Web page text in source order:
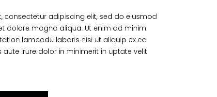
consectetur adipiscing elit, sed do eiusmod
dolore magna aliqua. Ut enim ad minim
lamcodu laboris nisi ut aliquip ex ea
irure dolor in minimerit in uptate velit